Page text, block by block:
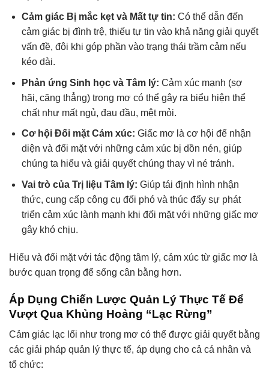
Cảm giác Bị mắc kẹt và Mất tự tin: Có thể dẫn đến
cảm giác bị đình trệ, thiếu tự tin vào khả năng giải quyết
vấn đề, đôi khi góp phần vào trạng thái trầm cảm nếu
kéo dài.
Phản ứng Sinh học và Tâm lý: Cảm xúc mạnh (sợ
hãi, căng thẳng) trong mơ có thể gây ra biểu hiện thể
chất như mất ngủ, đau đầu, mệt mỏi.
Cơ hội Đối mặt Cảm xúc: Giấc mơ là cơ hội để nhận
diện và đối mặt với những cảm xúc bị dồn nén, giúp
chúng ta hiểu và giải quyết chúng thay vì né tránh.
Vai trò của Trị liệu Tâm lý: Giúp tái định hình nhận
thức, cung cấp công cụ đối phó và thúc đẩy sự phát
triển cảm xúc lành mạnh khi đối mặt với những giấc mơ
gây khó chịu.
Hiểu và đối mặt với tác động tâm lý, cảm xúc từ giấc mơ là
bước quan trọng để sống cân bằng hơn.
Áp Dụng Chiến Lược Quản Lý Thực Tế Để
Vượt Qua Khủng Hoảng “Lạc Rừng”
Cảm giác lạc lối như trong mơ có thể được giải quyết bằng
các giải pháp quản lý thực tế, áp dụng cho cả cá nhân và
tổ chức: